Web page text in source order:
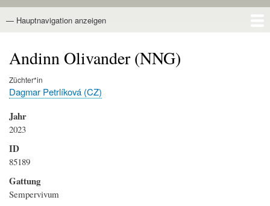
Hauptnavigation
— Hauptnavigation anzeigen
Andinn Olivander (NNG)
Züchter*in
Dagmar Petrlíková (CZ)
Jahr
2023
ID
85189
Gattung
Sempervivum